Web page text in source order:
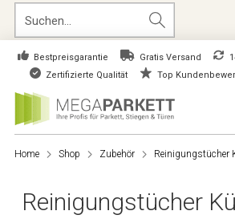
Bestpreisgarantie Gratis Versand
Zertifizierte Qualität
Top
Home Shop Zubehör Reinigungstücher
Reinigungstücher